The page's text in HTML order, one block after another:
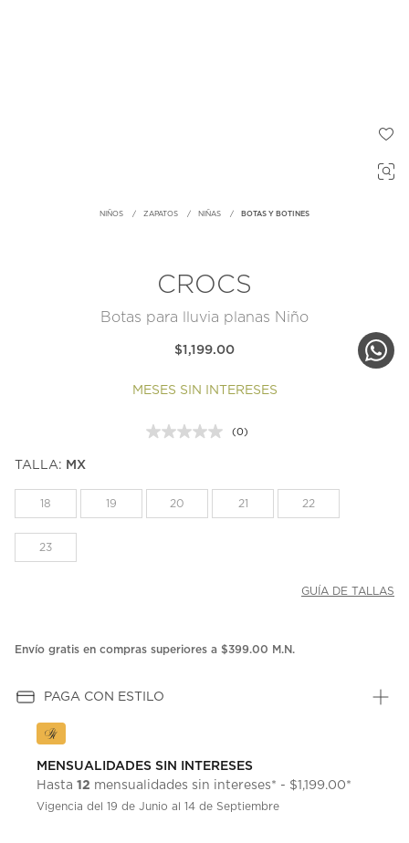
NIÑOS ZAPATOS NIÑAS BOTAS Y BOTINES
CROCS
Botas para lluvia planas Niño
$1,199.00
MESES SIN INTERESES
Sin
la
misma
(0)
TALLA: MX
18 19 20 21 22
23
GUÍA DE TALLAS
Envío gratis en compras superiores a $399.00 M.N.
PAGA CON ESTILO
MENSUALIDADES SIN INTERESES
Hasta 12 mensualidades sin intereses* - $1,199.00*
Vigencia del 19 de Junio al 14 de Septiembre